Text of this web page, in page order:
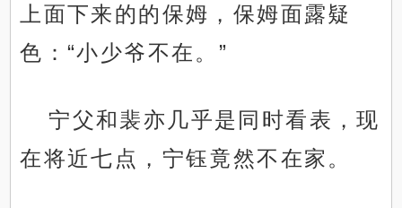
上面下来的的保姆，保姆面露疑
色：“小少爷不在。”
宁父和裴亦几乎是同时看表，现
在将近七点，宁钰竟然不在家。